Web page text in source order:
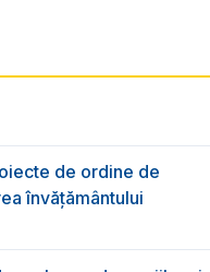
de ordine de
învățământului